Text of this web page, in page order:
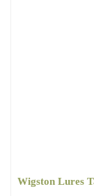
Wigston Lures